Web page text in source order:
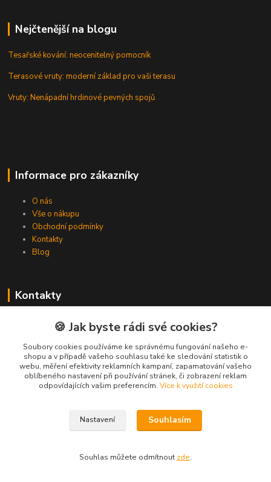
Nejčtenější na blogu
Tesařské kování: neocenitelný pomocník
Terasové vruty: moderní základ pro vaši terasu
Vruty: Nenápadní hrdinové pevných spojů
Informace pro zákazníky
O nás
Vše o nákupu
Obchodní podmínky
Kontakty
Blog
Kontakty
Zákaznická podpora Spojovat.cz
+420 606 036 459
(PO-PÁ, 8-16 hod.)
info@spojovat.cz
Všechna práva vyhrazena Spojovat.cz
🍪 Jak byste rádi své cookies?
Soubory cookies používáme ke správnému fungování našeho e-
shopu a v případě vašeho souhlasu také ke sledování statistik o
webu, měření efektivity reklamních kampaní, zapamatování vašeho
oblíbeného nastavení při používání stránek, či zobrazení reklam
odpovídajících vašim preferencím. Více k využití cookies
Nastavení Souhlasím
Souhlas můžete odmítnout zde.